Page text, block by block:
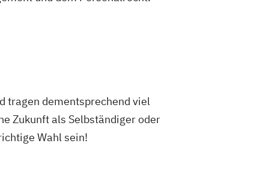
tragen dementsprechend viel
Zukunft als Selbständiger oder
Wahl sein!